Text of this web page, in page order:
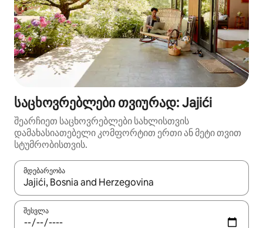
საცხოვრებლები თვიურად: Jajići
შეარჩიეთ საცხოვრებლები სახლისთვის
დამახასიათებელი კომფორტით ერთი ან მეტი თვით
სტუმრობისთვის.
მდებარეობა
როცა შედეგები ხელმისაწვდომი გახდება, ნავიგაციისთვის
შესვლა